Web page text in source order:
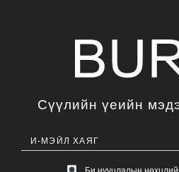
Сүүлийн үеийн